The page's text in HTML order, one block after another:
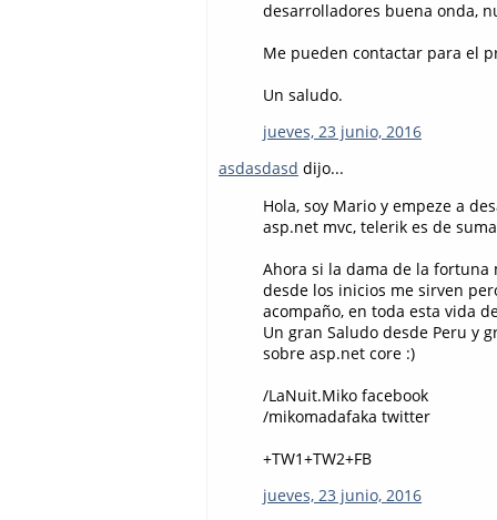
desarrolladores buena onda,
Me pueden contactar para el
Un saludo.
jueves, 23 junio, 2016
asdasdasd dijo...
Hola, soy Mario y empeze a
asp.net mvc, telerik es de
Ahora si la dama de la
desde los inicios me sirven
acompaño, en toda esta vida
Un gran Saludo desde Peru y
sobre asp.net core :)
/LaNuit.Miko facebook
/mikomadafaka twitter
+TW1+TW2+FB
jueves, 23 junio, 2016